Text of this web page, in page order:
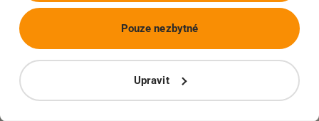
Upravit
Pouze nezbytné